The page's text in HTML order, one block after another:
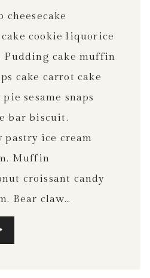
cookie liquorice
Pudding cake muffin
cake carrot cake
sesame snaps
bar biscuit.
pastry ice cream
Muffin
croissant candy
Bear claw…